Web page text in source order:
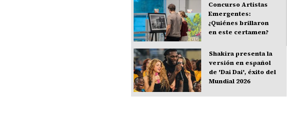
Concurso Artistas
Emergentes:
¿Quiénes brillaron
en este certamen?
Shakira presenta la
versión en español
de 'Dai Dai', éxito del
Mundial 2026